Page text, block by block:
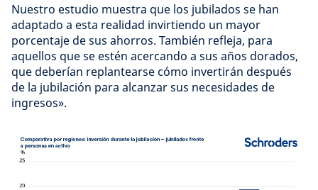
Nuestro estudio muestra que los jubilados se han
adaptado a esta realidad invirtiendo un mayor
porcentaje de sus ahorros. También refleja, para
aquellos que se estén acercando a sus años dorados,
que deberían replantearse cómo invertirán después
de la jubilación para alcanzar sus necesidades de
ingresos».